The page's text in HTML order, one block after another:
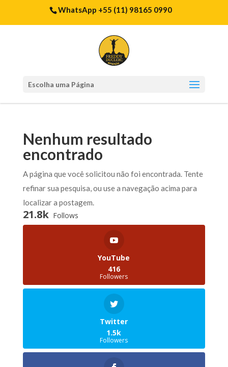
WhatsApp +55 (11) 98165 0990
Escolha uma Página
Nenhum resultado
encontrado
A página que você solicitou não foi encontrada. Tente
refinar sua pesquisa, ou use a navegação acima para
localizar a postagem.
21.8k Follows
YouTube
416
Followers
Twitter
1.5k
Followers